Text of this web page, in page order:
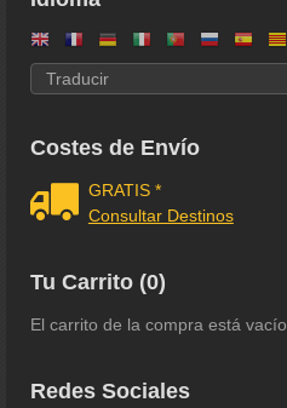
Costes de Envío
GRATIS *
Consultar Destinos
Tu Carrito (0)
El carrito de la compra está vacío
Redes Sociales